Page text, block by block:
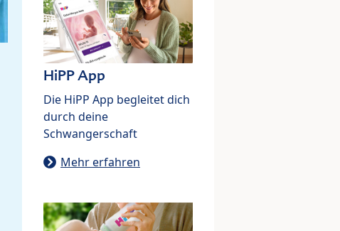
HiPP App
Die HiPP App begleitet dich
durch deine
Schwangerschaft
Mehr erfahren